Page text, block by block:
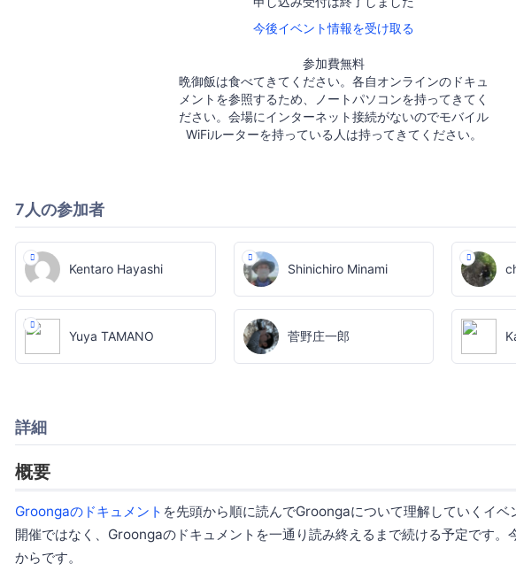
今後イベント情報を受け取る
参加費無料
晩御飯は食べてきてください。各自オンラインのドキュ
メントを参照するため、ノートパソコンを持ってきてく
ださい。会場にインターネット接続がないのでモバイル
WiFiルーターを持っている人は持ってきてください。
7人の参加者
Kentaro Hayashi Shinichiro Minami
Yuya TAMANO 菅野庄一郎
詳細
概要
Groongaのドキュメント を先頭から順に読んでGroongaについて理解していくイベ
開催ではなく、Groongaのドキュメントを一通り読み終えるまで続ける予定です。
からです。